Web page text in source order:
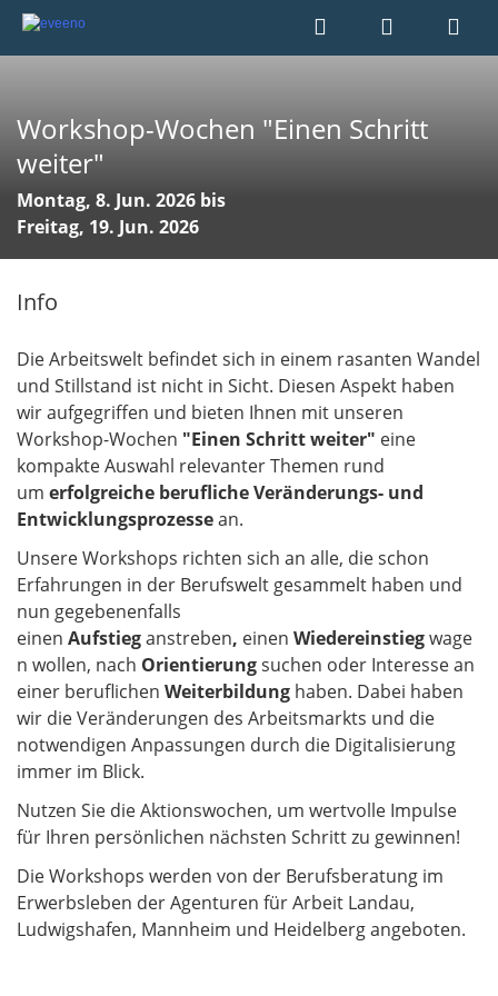
Workshop-Wochen "Einen Schritt
weiter"
Montag, 8. Jun. 2026 bis
Freitag, 19. Jun. 2026
Info
Die Arbeitswelt befindet sich in einem rasanten Wandel
und Stillstand ist nicht in Sicht. Diesen Aspekt haben
wir aufgegriffen und bieten Ihnen mit unseren
Workshop-Wochen "Einen Schritt weiter" eine
kompakte Auswahl relevanter Themen rund
um erfolgreiche berufliche Veränderungs- und
Entwicklungsprozessean.
Unsere Workshops richten sich an alle, die schon
Erfahrungen in der Berufswelt gesammelt haben und
nun gegebenenfalls
einen Aufstieganstreben, einen Wiedereinstiegwage
n wollen, nach Orientierungsuchen oder Interesse an
einer beruflichen Weiterbildung haben. Dabei haben
wir die Veränderungen des Arbeitsmarkts und die
notwendigen Anpassungen durch die Digitalisierung
immer im Blick.
Nutzen Sie die Aktionswochen, um wertvolle Impulse
für Ihren persönlichen nächsten Schritt zu gewinnen!
Die Workshops werden von der Berufsberatung im
Erwerbsleben der Agenturen für Arbeit Landau,
Ludwigshafen, Mannheim und Heidelberg angeboten.